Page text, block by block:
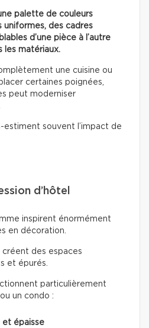
palette de couleurs
uniformes, des cadres
d’une pièce à l’autre
les matériaux.
une cuisine ou
certaines poignées,
peut moderniser
estiment souvent l’impact de
d’hôtel
inspirent énormément
en décoration.
créent des espaces
et épurés.
particulièrement
un condo :
et épaisse